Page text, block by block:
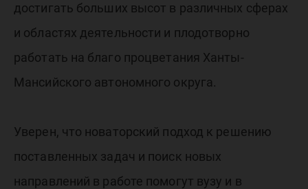
достигать больших высот в различных сферах
и областях деятельности и плодотворно
работать на благо процветания Ханты-
Мансийского автономного округа.
Уверен, что новаторский подход к решению
поставленных задач и поиск новых
направлений в работе помогут вузу и в